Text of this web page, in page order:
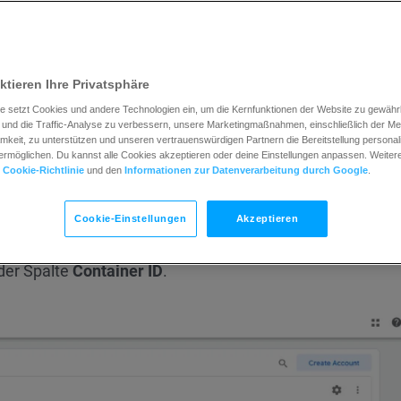
aktivieren.
Konto haben, können Sie ganz einfach ein neues Konto
in Google vor?
haben, tragen Sie Ihre Container-ID in den Landing
im Topmenü auf
SpalteContainer ID.
Ihre Privatsphäre
setzt Cookies und andere Technologien ein, um die Kernfunktionen der Website zu
die Traffic-Analyse zu verbessern, unsere Marketingmaßnahmen, einschließlich der
zu unterstützen und unseren vertrauenswürdigen Partnern die Bereitstellung
Du kannst alle Cookies akzeptieren oder deine Einstellungen anpassen.
Cookie-Richtlinie und den Informationen zur Datenverarbeitung durch Google
Cookie-Einstellungen Akzeptieren